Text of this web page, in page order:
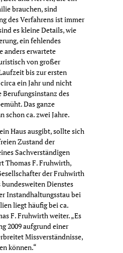
brauchen, sind
des Verfahrens ist immer
es kleine Details, wie
ein fehlendes
anders erwartete
von großer
bis zur ersten
ein Jahr und nicht
des
Das ganze
schon ca. zwei Jahre.
Haus ausgibt, sollte sich
Zustand der
Sachverständigen
Thomas F. Fruhwirth,
der Fruhwirth
Dienstes
Instandhaltungsstau bei
liegt häufig bei ca.
F. Fruhwirth weiter. „Es
2009 aufgrund einer
Missverständnisse,
können.“